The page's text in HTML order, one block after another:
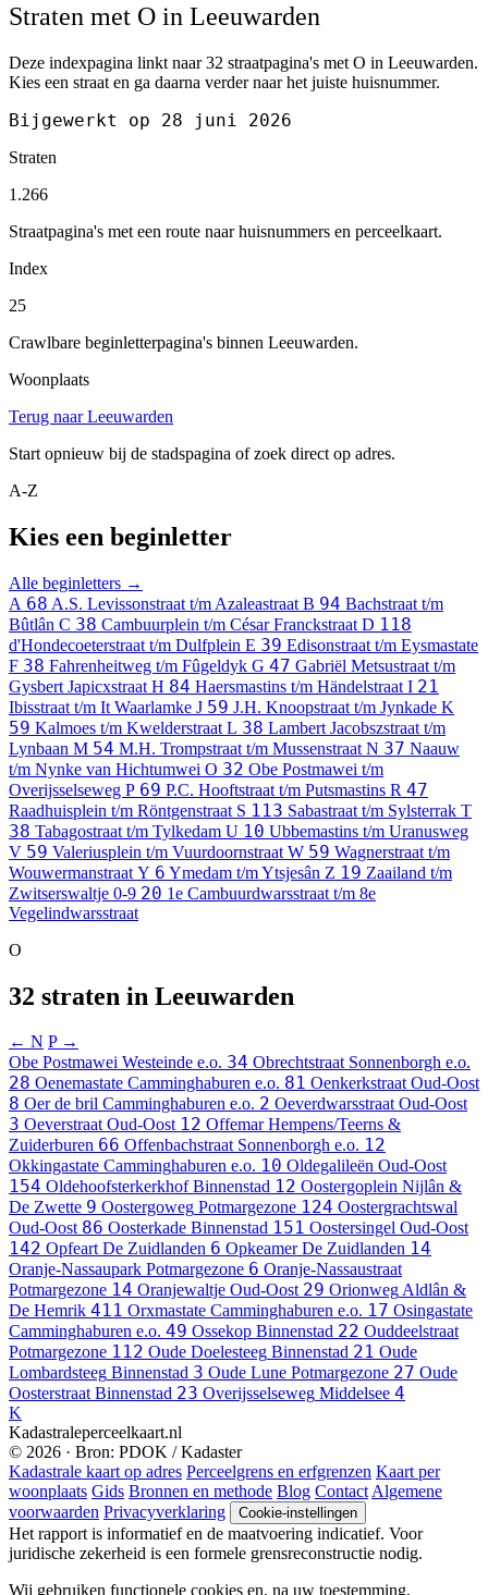
Straten met O in Leeuwarden
Deze indexpagina linkt naar 32 straatpagina's met O in Leeuwarden.
Kies een straat en ga daarna verder naar het juiste huisnummer.
Bijgewerkt op 28 juni 2026
Straten
1.266
Straatpagina's met een route naar huisnummers en perceelkaart.
Index
25
Crawlbare beginletterpagina's binnen Leeuwarden.
Woonplaats
Terug naar Leeuwarden
Start opnieuw bij de stadspagina of zoek direct op adres.
A-Z
Kies een beginletter
Alle beginletters →
A 68 A.S. Levissonstraat t/m Azaleastraat B 94 Bachstraat t/m
Bûtlân C 38 Cambuurplein t/m César Franckstraat D 118
d'Hondecoeterstraat t/m Dulfplein E 39 Edisonstraat t/m Eysmastate
F 38 Fahrenheitweg t/m Fûgeldyk G 47 Gabriël Metsustraat t/m
Gysbert Japicxstraat H 84 Haersmastins t/m Händelstraat I 21
Ibisstraat t/m It Waarlamke J 59 J.H. Knoopstraat t/m Jynkade K
59 Kalmoes t/m Kwelderstraat L 38 Lambert Jacobszstraat t/m
Lynbaan M 54 M.H. Trompstraat t/m Mussenstraat N 37 Naauw
t/m Nynke van Hichtumwei O 32 Obe Postmawei t/m
Overijsselseweg P 69 P.C. Hooftstraat t/m Putsmastins R 47
Raadhuisplein t/m Röntgenstraat S 113 Sabastraat t/m Sylsterrak T
38 Tabagostraat t/m Tylkedam U 10 Ubbemastins t/m Uranusweg
V 59 Valeriusplein t/m Vuurdoornstraat W 59 Wagnerstraat t/m
Wouwermanstraat Y 6 Ymedam t/m Ytsjesân Z 19 Zaailand t/m
Zwitserswaltje 0-9 20 1e Cambuurdwarsstraat t/m 8e
Vegelindwarsstraat
O
32 straten in Leeuwarden
← N P →
Obe Postmawei Westeinde e.o. 34 Obrechtstraat Sonnenborgh e.o.
28 Oenemastate Camminghaburen e.o. 81 Oenkerkstraat Oud-Oost
8 Oer de bril Camminghaburen e.o. 2 Oeverdwarsstraat Oud-Oost
3 Oeverstraat Oud-Oost 12 Offemar Hempens/Teerns &
Zuiderburen 66 Offenbachstraat Sonnenborgh e.o. 12
Okkingastate Camminghaburen e.o. 10 Oldegalileën Oud-Oost
154 Oldehoofsterkerkhof Binnenstad 12 Oostergoplein Nijlân &
De Zwette 9 Oostergoweg Potmargezone 124 Oostergrachtswal
Oud-Oost 86 Oosterkade Binnenstad 151 Oostersingel Oud-Oost
142 Opfeart De Zuidlanden 6 Opkeamer De Zuidlanden 14
Oranje-Nassaupark Potmargezone 6 Oranje-Nassaustraat
Potmargezone 14 Oranjewaltje Oud-Oost 29 OrionwegAldlân &
De Hemrik 411 Orxmastate Camminghaburen e.o. 17 Osingastate
Camminghaburen e.o. 49 Ossekop Binnenstad 22 Ouddeelstraat
Potmargezone 112 Oude Doelesteeg Binnenstad 21 Oude
Lombardsteeg Binnenstad 3 Oude Lune Potmargezone 27 Oude
Oosterstraat Binnenstad 23 Overijsselseweg Middelsee 4
K
Kadastraleperceelkaart.nl
© 2026 · Bron: PDOK / Kadaster
Kadastrale kaart op adres Perceelgrens en erfgrenzen Kaart per
woonplaats Gids Bronnen en methode Blog ContactAlgemene
voorwaarden Privacyverklaring Cookie-instellingen
Het rapport is informatief en de maatvoering indicatief. Voor
juridische zekerheid is een formele grensreconstructie nodig.
Wij gebruiken functionele cookies en, na uw toestemming,